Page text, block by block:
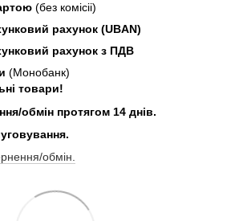
(без комісіі)
рахунок (UBAN)
рахунок з ПДВ
(Монобанк)
товари!
обмін протягом 14 днів.
обмін.